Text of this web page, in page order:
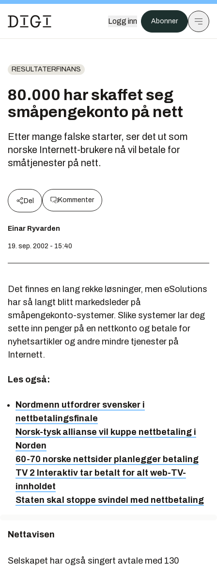
Logg inn Abonner
RESULTATERFINANS
80.000 har skaffet seg
småpengekonto på nett
Etter mange falske starter, ser det ut som
norske Internett-brukere nå vil betale for
småtjenester på nett.
Del Kommenter
Einar Ryvarden
19. sep. 2002 - 15:40
Det finnes en lang rekke løsninger, men eSolutions
har så langt blitt markedsleder på
småpengekonto-systemer. Slike systemer lar deg
sette inn penger på en nettkonto og betale for
nyhetsartikler og andre mindre tjenester på
Internett.
Les også:
Nordmenn utfordrer svensker i
nettbetalingsfinale
Norsk-tysk allianse vil kuppe nettbetaling i
Norden
60-70 norske nettsider planlegger betaling
TV 2 Interaktiv tar betalt for alt web-TV-
innholdet
Staten skal stoppe svindel med nettbetaling
Nettavisen
Selskapet har også singert avtale med 130